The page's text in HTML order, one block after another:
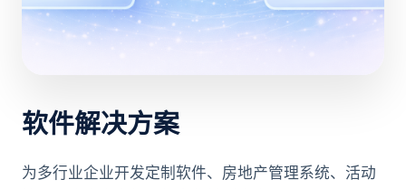
软件解决方案
为多行业企业开发定制软件、房地产管理系统、活动